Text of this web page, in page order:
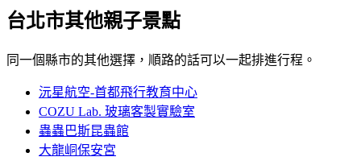
台北市其他親子景點
同一個縣市的其他選擇，順路的話可以一起排進行程。
沅星航空-首都飛行教育中心
COZU Lab. 玻璃客製實驗室
蟲蟲巴斯昆蟲館
大龍峒保安宮